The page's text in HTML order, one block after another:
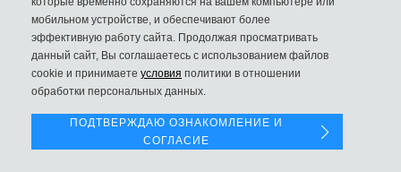
New Balance 1906R Fantomfit Ice Wine
9970
мобильном устройстве, и обеспечивают более
эффективную работу сайта. Продолжая просматривать
данный сайт, Вы соглашаетесь с использованием файлов
cookie и принимаете условия политики в отношении
обработки персональных данных.
ПОДТВЕРЖДАЮ ОЗНАКОМЛЕНИЕ И
СОГЛАСИЕ